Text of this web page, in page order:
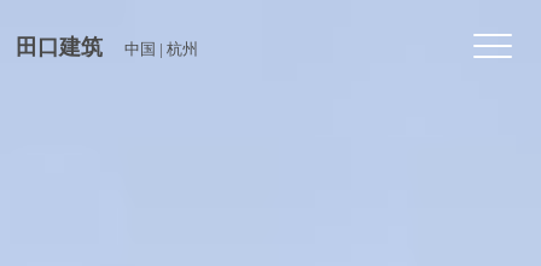
田口建筑 中国 | 杭州